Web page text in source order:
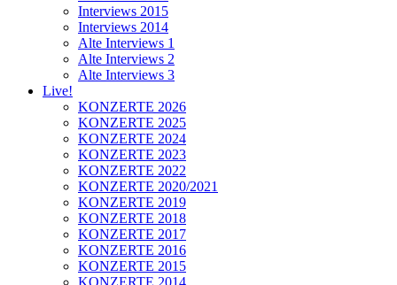
Interviews 2015
Interviews 2014
Alte Interviews 1
Alte Interviews 2
Alte Interviews 3
Live!
KONZERTE 2026
KONZERTE 2025
KONZERTE 2024
KONZERTE 2023
KONZERTE 2022
KONZERTE 2020/2021
KONZERTE 2019
KONZERTE 2018
KONZERTE 2017
KONZERTE 2016
KONZERTE 2015
KONZERTE 2014